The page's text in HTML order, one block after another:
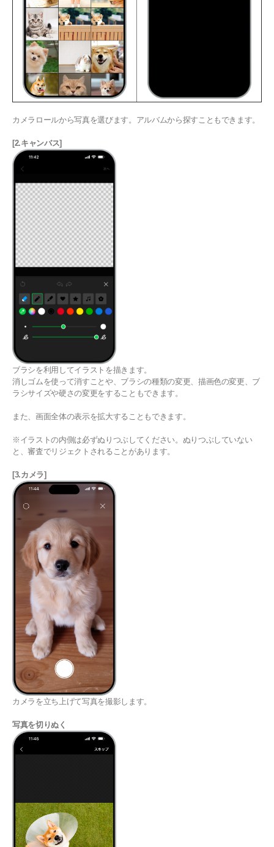
カメラロールから写真を選びます。アルバムから探すこともできます。
[2.キャンバス]
ブラシを利用してイラストを描きます。
消しゴムを使って消すことや、ブラシの種類の変更、描画色の変更、ブ
ラシサイズや硬さの変更をすることもできます。
また、画面全体の表示を拡大することもできます。
※イラストの内側は必ずぬりつぶしてください。ぬりつぶしていない
と、審査でリジェクトされることがあります。
[3.カメラ]
カメラを立ち上げて写真を撮影します。
写真を切りぬく